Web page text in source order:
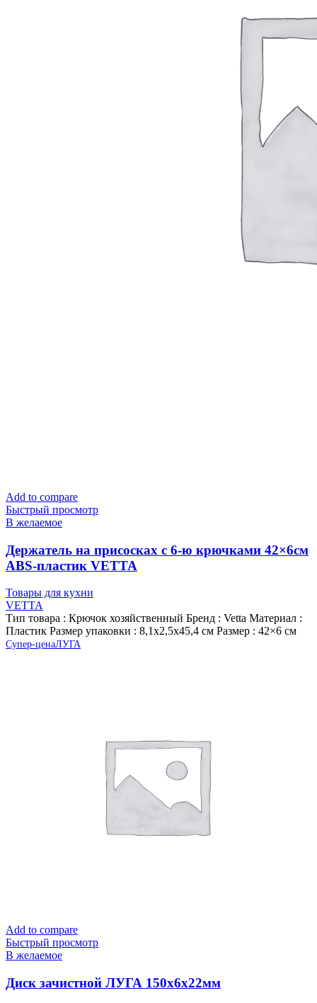
Add to compare
Быстрый просмотр
В желаемое
Держатель на присосках с 6-ю крючками 42×6см
ABS-пластик VETTA
Товары для кухни
VETTA
Тип товара : Крючок хозяйственный Бренд : Vetta Материал :
Пластик Размер упаковки : 8,1х2,5х45,4 см Размер : 42×6 см
Супер-ценаЛУГА
Add to compare
Быстрый просмотр
В желаемое
Диск зачистной ЛУГА 150х6х22мм